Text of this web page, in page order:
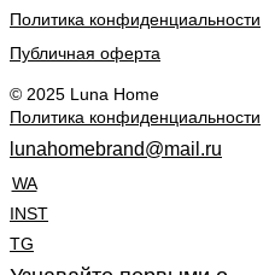
Политика конфиденциальности
Публичная оферта
© 2025 Luna Home
Политика конфиденциальности
lunahomebrand@mail.ru
WA
INST
TG